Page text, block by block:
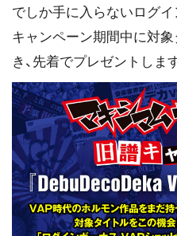
でしか手に入らないログイ
キャンペーン期間中に対
き、先着でプレゼントします